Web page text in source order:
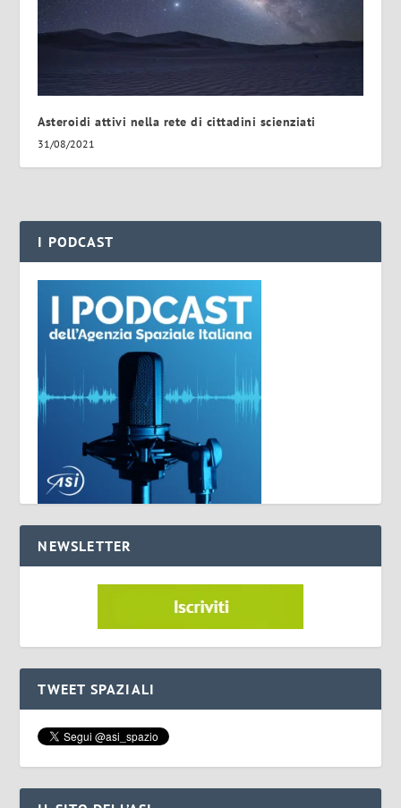
Asteroidi attivi nella rete di cittadini scienziati
31/08/2021
I PODCAST
NEWSLETTER
TWEET SPAZIALI